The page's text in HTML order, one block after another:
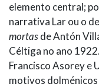
elemento central;
narrativa Lar ou o
mortasde Antón
Céltiga no ano
Francisco Asorey e
motivos dolménicos